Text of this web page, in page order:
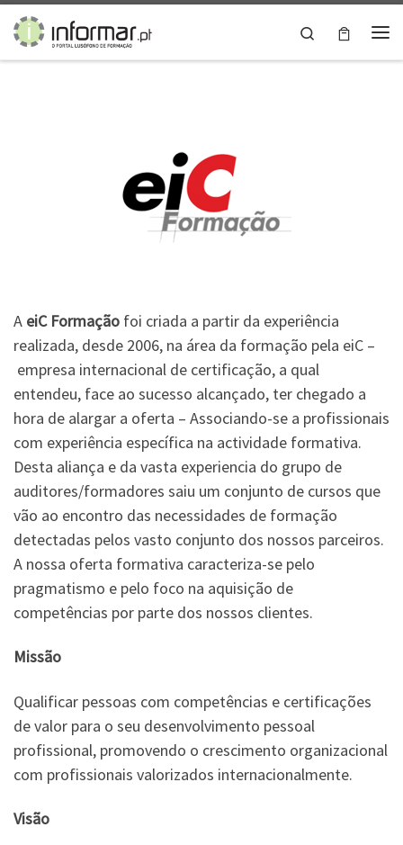
Skip to content
Search
A eiC Formação foi criada a partir da experiência
realizada, desde 2006, na área da formação pela eiC –
empresa internacional de certificação, a qual
entendeu, face ao sucesso alcançado, ter chegado a
hora de alargar a oferta – Associando-se a profissionais
com experiência específica na actividade formativa.
Desta aliança e da vasta experiencia do grupo de
auditores/formadores saiu um conjunto de cursos que
vão ao encontro das necessidades de formação
detectadas pelos vasto conjunto dos nossos parceiros.
A nossa oferta formativa caracteriza-se pelo
pragmatismo e pelo foco na aquisição de
competências por parte dos nossos clientes.
Missão
Qualificar pessoas com competências e certificações
de valor para o seu desenvolvimento pessoal
profissional, promovendo o crescimento organizacional
com profissionais valorizados internacionalmente.
Visão